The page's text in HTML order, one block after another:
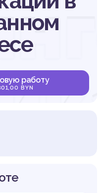
работу
BYN